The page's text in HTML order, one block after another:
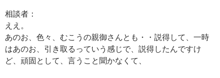
相談者：
ええ。
あのお、色々、むこうの親御さんとも・・説得して、一時
はあのお、引き取るっていう感じで、説得したんですけ
ど、頑固として、言うこと聞かなくて、